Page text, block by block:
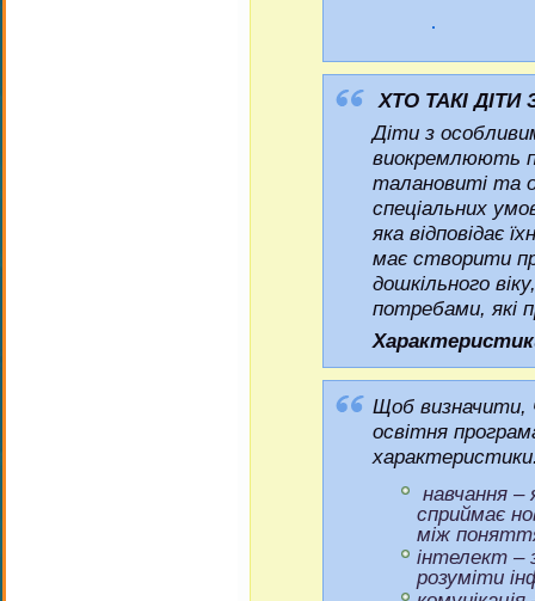
ХТО ТАКІ
Діти з
виокремлюють
талановиті та
спеціальних
яка відповідає
має створити
дошкільного
потребами, які
Щоб визначити,
освітня
навчання –
сприймає
між
інтелект –
розуміти